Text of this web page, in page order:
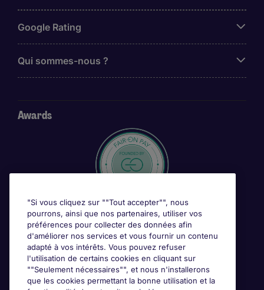
Google Rating
Qui sommes-nous ?
Awards
"Si vous cliquez sur ""Tout accepter"", nous
pourrons, ainsi que nos partenaires, utiliser vos
préférences pour collecter des données afin
d'améliorer nos services et vous fournir un contenu
adapté à vos intérêts. Vous pouvez refuser
l'utilisation de certains cookies en cliquant sur
""Seulement nécessaires"", et nous n'installerons
que les cookies permettant la bonne utilisation et la